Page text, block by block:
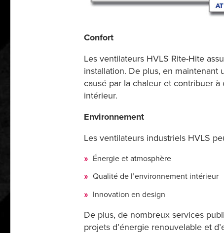
Confort
Les ventilateurs HVLS Rite-Hite
installation. De plus, en
causé par la chaleur et contribuer à
intérieur.
Environnement
Les ventilateurs industriels HVLS
Énergie et atmosphère
Qualité de l’environnement intérieur
Innovation en design
De plus, de nombreux services
projets d’énergie renouvelable et